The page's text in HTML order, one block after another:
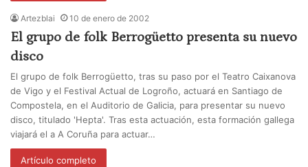
Artezblai 10 de enero de 2002
El grupo de folk Berrogüetto presenta su nuevo
disco
El grupo de folk Berrogüetto, tras su paso por el Teatro Caixanova
de Vigo y el Festival Actual de Logroño, actuará en Santiago de
Compostela, en el Auditorio de Galicia, para presentar su nuevo
disco, titulado 'Hepta'. Tras esta actuación, esta formación gallega
viajará el a A Coruña para actuar…
Artículo completo